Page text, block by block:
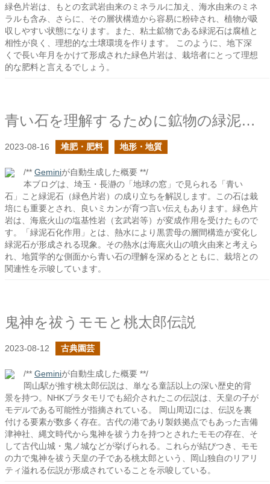
緑色片岩は、もとの玄武岩由来のミネラルに加え、海水由来のミネ
ラルも含み、さらに、その層状構造から容易に粉砕され、植物が吸
収しやすい状態になります。また、粘土鉱物である緑泥石は腐植と
相性が良く、理想的な土壌環境を作ります。 このように、地下深
くで長い年月をかけて形成された緑色片岩は、栽培者にとって理想
的な肥料と言えるでしょう。
青い石を理解するために鉱物の緑泥石化作用を見る
2023-08-16 堆肥・肥料 地形・地質
/** Geminiが自動生成した概要 **/
本ブログは、埼玉・長瀞の「地球の窓」で見られる「青い
石」こと緑泥石（緑色片岩）の成り立ちを解説します。この石は栽
培にも重要とされ、良いミカンが育つ言い伝えもあります。緑色片
岩は、海底火山の塩基性岩（玄武岩等）が変成作用を受けたもので
す。「緑泥石化作用」とは、熱水により黒雲母の層間構造が変化し
緑泥石が形成される現象。その熱水は海底火山の噴火由来と考えら
れ、地質学的な側面から青い石の理解を深めるとともに、栽培との
関連性を示唆しています。
鬼神を祓うモモと桃太郎伝説
2023-08-12 古典園芸
/** Geminiが自動生成した概要 **/
岡山駅が推す桃太郎伝説は、単なる童話以上の深い歴史的背
景を持つ。NHKブラタモリでも紹介されたこの伝説は、天皇の子が
モデルである可能性が指摘されている。 岡山周辺には、伝説を裏
付ける要素が数多く存在。古代の港であり製鉄拠点でもあった吉備
津神社、縄文時代から鬼神を祓う力を持つとされたモモの存在、そ
して古代山城・鬼ノ城などが挙げられる。これらが結びつき、モモ
の力で鬼神を祓う天皇の子である桃太郎という、岡山独自のリアリ
ティ溢れる伝説が形成されていることを示唆している。